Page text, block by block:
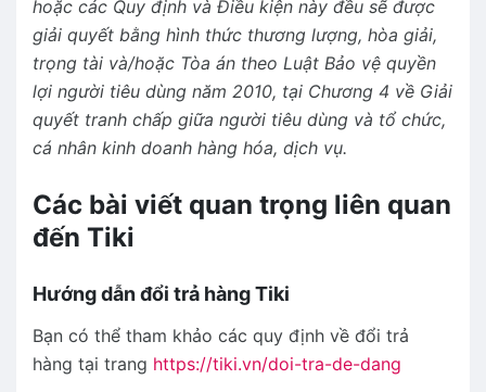
hoặc các Quy định và Điều kiện này đều sẽ được
giải quyết bằng hình thức thương lượng, hòa giải,
trọng tài và/hoặc Tòa án theo Luật Bảo vệ quyền
lợi người tiêu dùng năm 2010, tại Chương 4 về Giải
quyết tranh chấp giữa người tiêu dùng và tổ chức,
cá nhân kinh doanh hàng hóa, dịch vụ.
Các bài viết quan trọng liên quan
đến Tiki
Hướng dẫn đổi trả hàng Tiki
Bạn có thể tham khảo các quy định về đổi trả
hàng tại trang https://tiki.vn/doi-tra-de-dang